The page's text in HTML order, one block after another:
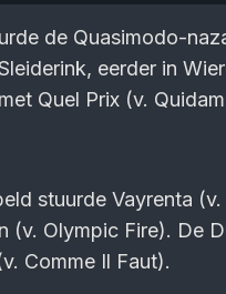
de Quasimodo-
eerder in
Quel Prix (v.
stuurde Vayrenta
(v. Olympic Fire). De
Comme Il Faut).